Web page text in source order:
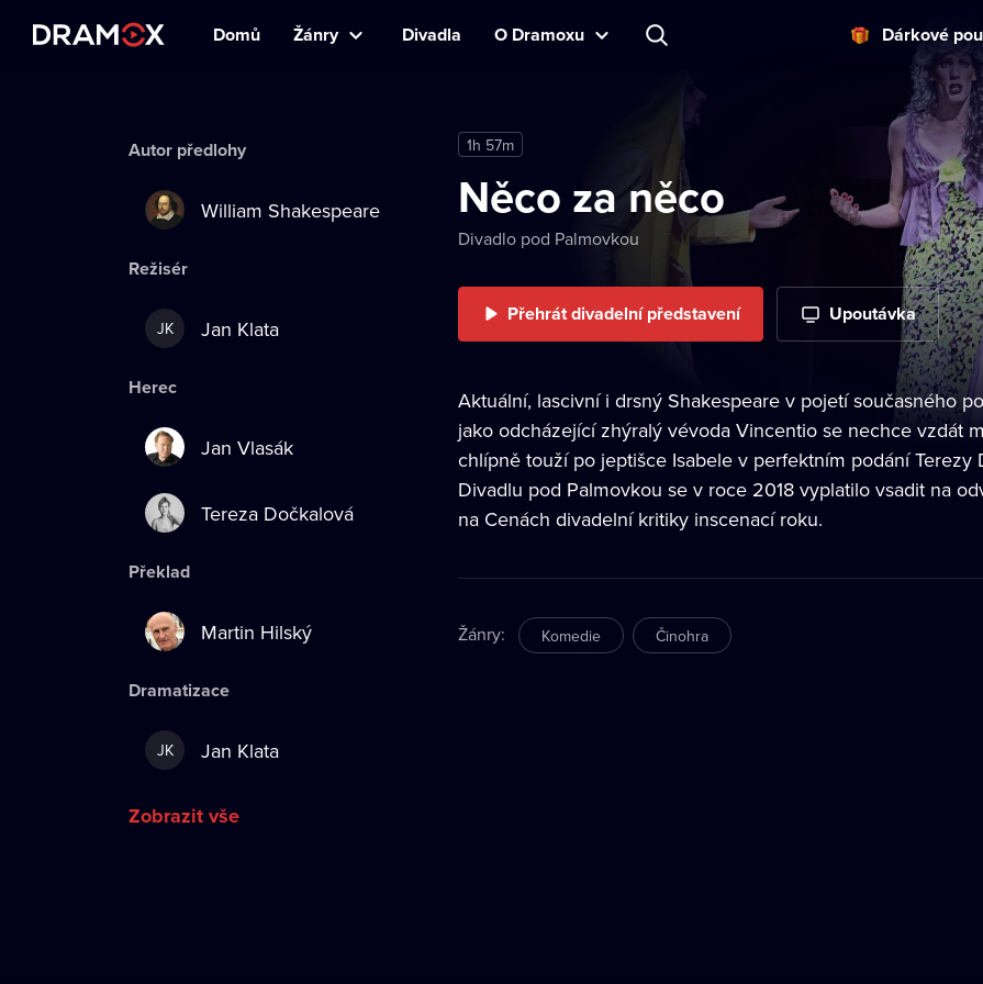
Domů Žánry Divadla O Dramoxu Dárkové
1h 57m
Něco za něco
Divadlo pod Palmovkou
Přehrát divadelní představení Upoutávka
Aktuální, lascivní i drsný Shakespeare v pojetí současného
jako odcházející zhýralý vévoda Vincentio se nechce vzdát
chlípně touží po jeptišce Isabele v perfektním podání
Divadlu pod Palmovkou se v roce 2018 vyplatilo vsadit na
na Cenách divadelní kritiky inscenací roku.
Žánry: Komedie Činohra
Autor předlohy
William Shakespeare
Režisér
JK Jan Klata
Herec
Jan Vlasák
Tereza Dočkalová
Překlad
Martin Hilský
Dramatizace
JK Jan Klata
Zobrazit vše